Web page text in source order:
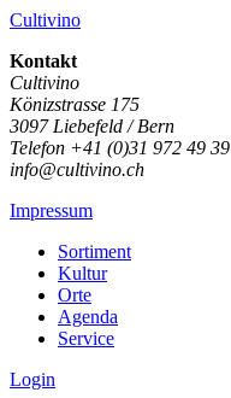
Cultivino
Kontakt
Cultivino
Könizstrasse 175
3097 Liebefeld / Bern
Telefon +41 (0)31 972 49 39
info@cultivino.ch
Impressum
Sortiment
Kultur
Orte
Agenda
Service
Login